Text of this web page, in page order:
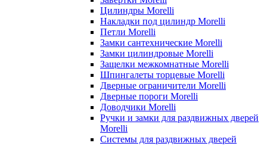
Цилиндры Morelli
Накладки под цилиндр Morelli
Петли Morelli
Замки сантехнические Morelli
Замки цилиндровые Morelli
Защелки межкомнатные Morelli
Шпингалеты торцевые Morelli
Дверные ограничители Morelli
Дверные пороги Morelli
Доводчики Morelli
Ручки и замки для раздвижных дверей
Morelli
Системы для раздвижных дверей